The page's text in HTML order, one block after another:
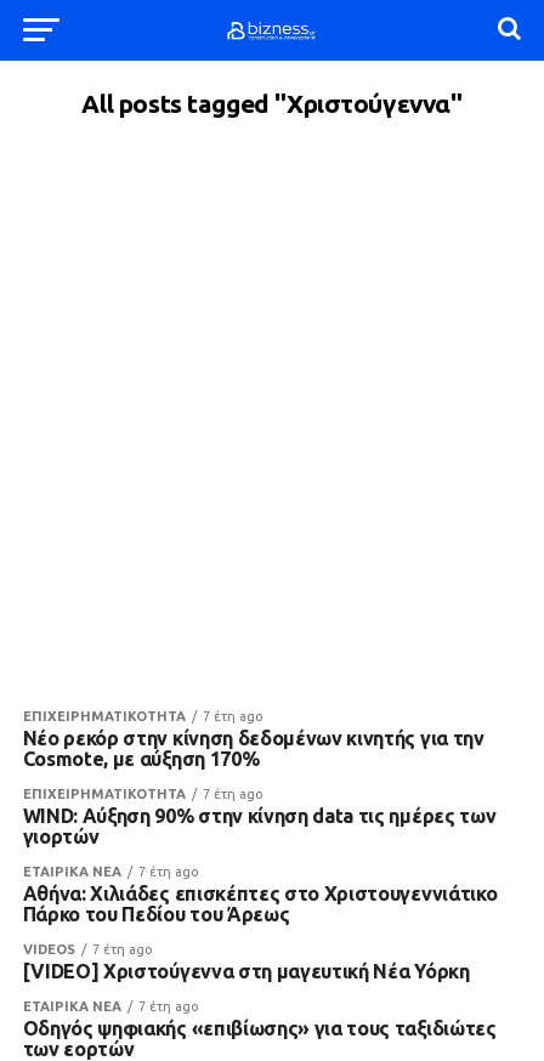
All posts tagged "Χριστούγεννα"
ΕΠΙΧΕΙΡΗΜΑΤΙΚΟΤΗΤΑ 7 έτη ago
Νέο ρεκόρ στην κίνηση δεδομένων κινητής για την
Cosmote, με αύξηση 170%
ΕΠΙΧΕΙΡΗΜΑΤΙΚΟΤΗΤΑ 7 έτη ago
WIND: Αύξηση 90% στην κίνηση data τις ημέρες των
γιορτών
ΕΤΑΙΡΙΚΑ ΝΕΑ 7 έτη ago
Αθήνα: Χιλιάδες επισκέπτες στο Χριστουγεννιάτικο
Πάρκο του Πεδίου του Άρεως
VIDEOS 7 έτη ago
[VIDEO] Χριστούγεννα στη μαγευτική Νέα Υόρκη
ΕΤΑΙΡΙΚΑ ΝΕΑ 7 έτη ago
Οδηγός ψηφιακής «επιβίωσης» για τους ταξιδιώτες
των εορτών